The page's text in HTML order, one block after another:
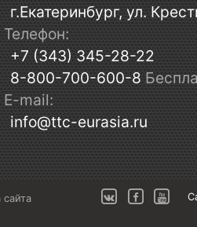
г.Екатеринбург, ул.
Телефон:
+7 (343) 345-28-22
8-800-700-600-8
E-mail:
info@ttc-eurasia.ru
сайта